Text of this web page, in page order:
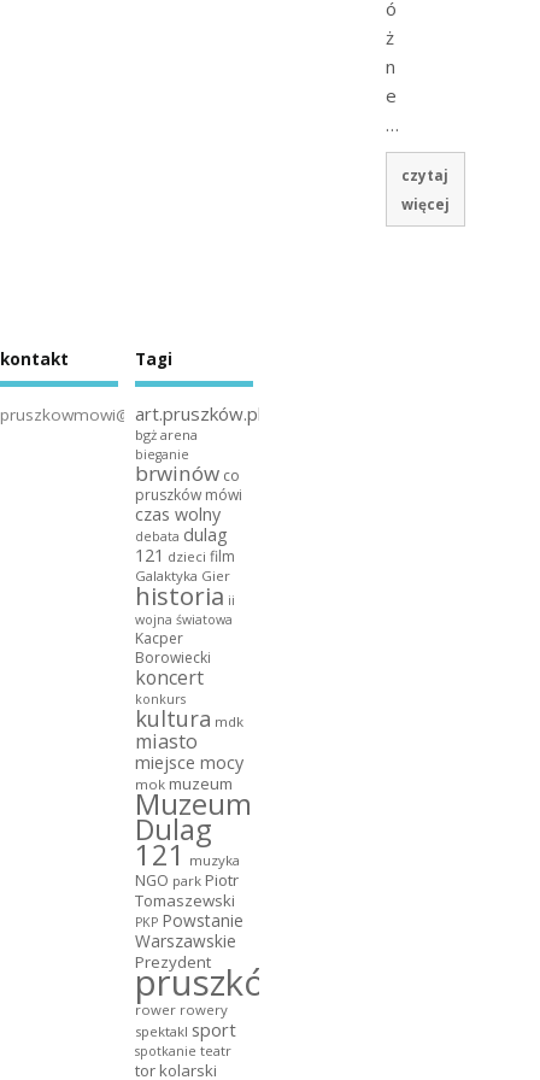
ó
ż
n
e
…
czytaj
więcej
kontakt
pruszkowmowi@gmail.com
Tagi
art.pruszków.pl
bgż arena
bieganie
brwinów co
pruszków mówi
czas wolny
debata dulag
121 dzieci film
Galaktyka Gier
historia ii
wojna światowa
Kacper
Borowiecki
koncert
konkurs
kultura mdk
miasto
miejsce mocy
mok muzeum
Muzeum
Dulag
121 muzyka
NGO park Piotr
Tomaszewski
PKP Powstanie
Warszawskie
Prezydent
pruszków
rower rowery
spektakl sport
spotkanie teatr
tor kolarski